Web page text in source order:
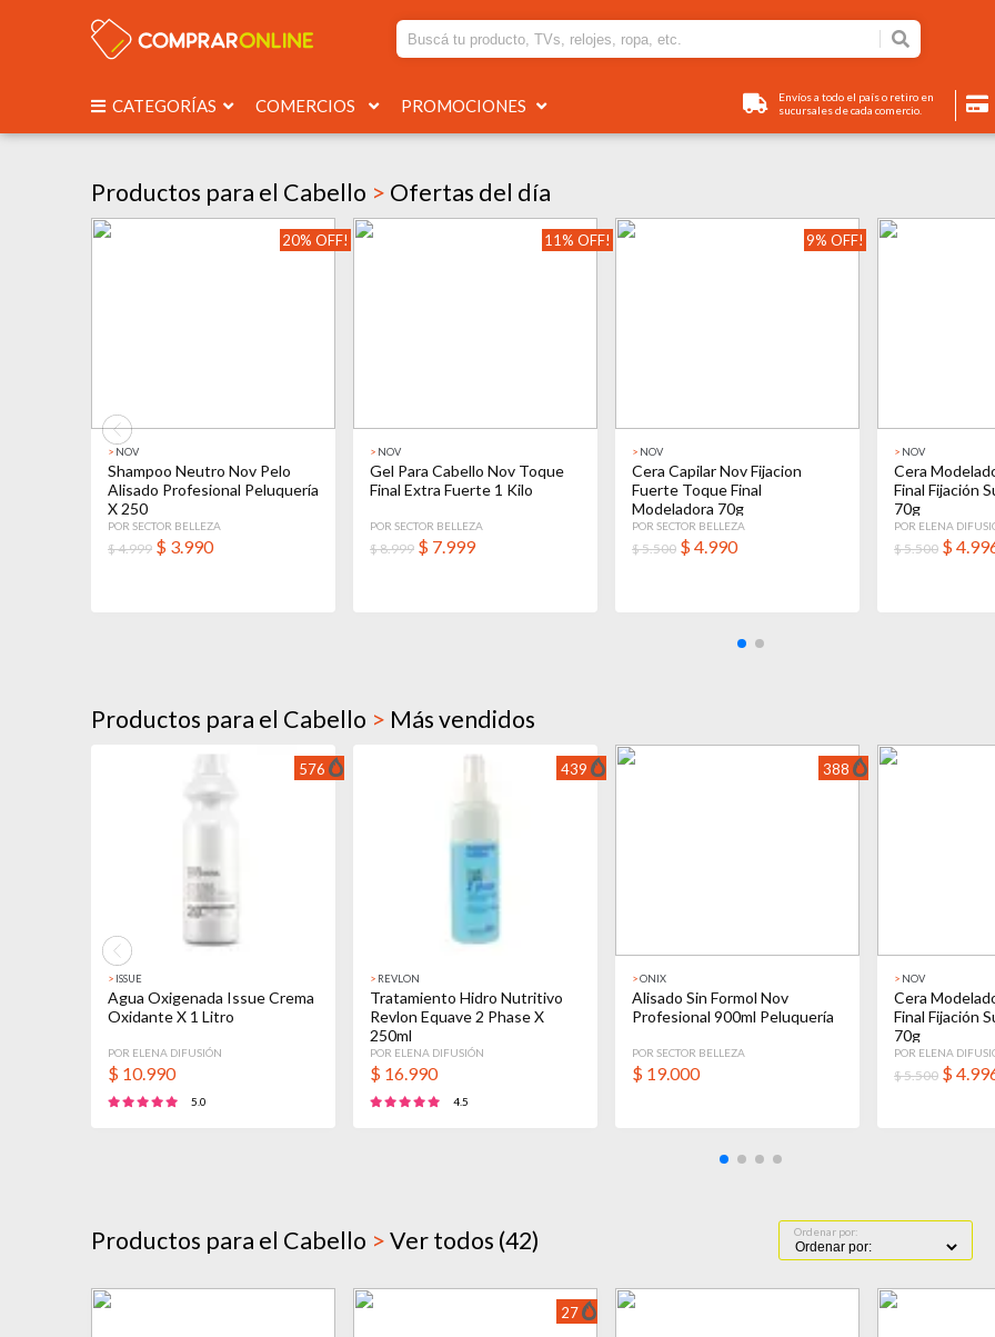
CATEGORÍAS COMERCIOS PROMOCIONES
Envíos a todo el país o retiro en
sucursales de cada comercio.
Productos para el Cabello > Ofertas del día
20% OFF!
> NOV
Shampoo Neutro Nov Pelo
Alisado Profesional Peluquería
X 250
POR SECTOR BELLEZA
$ 4.999 $ 3.990
11% OFF!
> NOV
Gel Para Cabello Nov Toque
Final Extra Fuerte 1 Kilo
POR SECTOR BELLEZA
$ 8.999 $ 7.999
9% OFF!
> NOV
Cera Capilar Nov Fijacion
Fuerte Toque Final
Modeladora 70g
POR SECTOR BELLEZA
$ 5.500 $4.990
> NOV
Cera
Final Fijación
70g
POR ELENA
$ 5.500 $
Productos para el Cabello > Más vendidos
576
> ISSUE
Agua Oxigenada Issue Crema
Oxidante X 1 Litro
POR ELENA DIFUSIÓN
$ 10.990
5.0
439
> REVLON
Tratamiento Hidro Nutritivo
Revlon Equave 2 Phase X
250ml
POR ELENA DIFUSIÓN
$ 16.990
4.5
388
>ONIX
Alisado Sin Formol Nov
Profesional 900ml Peluquería
POR SECTOR BELLEZA
$ 19.000
> NOV
Cera
Final Fijación
70g
POR ELENA
$ 5.500 $
Productos para el Cabello >Ver todos (42) Ordenar por:
27